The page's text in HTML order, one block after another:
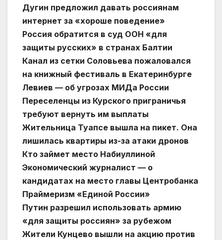
Дугин предложил давать россиянам
интернет за «хороше поведение»
Россия обратится в суд ООН «для
защиты русских» в странах Балтии
Канал из сетки Соловьева пожаловался
на книжный фестиваль в Екатеринбурге
Левиев — об угрозах МИДа России
Переселенцы из Курского приграничья
требуют вернуть им выплаты
Жительница Туапсе вышла на пикет. Она
лишилась квартиры из-за атаки дронов
Кто займет место Набиуллиной
Экономический журналист — о
кандидатах на место главы Центробанка
Праймеризм «Единой России»
Путин разрешил использовать армию
«для защиты россиян» за рубежом
Жители Кунцево вышли на акцию против